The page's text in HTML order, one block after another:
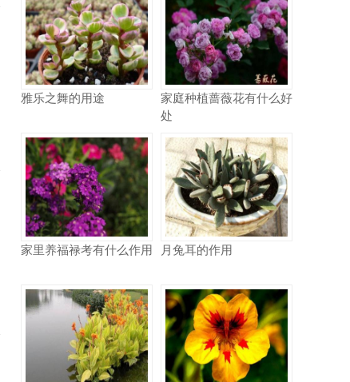
雅乐之舞的用途
家庭种植蔷薇花有什么好
处
家里养福禄考有什么作用 月兔耳的作用